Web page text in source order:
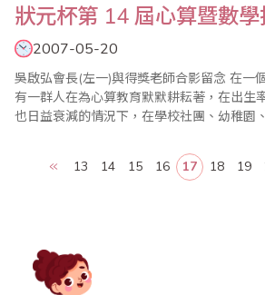
狀元杯第 14 屆心算暨數
2007-05-20
吳啟弘會長(左一)與得獎老師合影留念 在一個名不見經傳的鄉鎮，
有一群人在為心算教育默默耕耘著，在出生
也日益衰減的情況下，在學校社團、幼稚園
「狀元杯第14屆心算暨數學技能比賽」，共
13 14 15 16 17 18 19